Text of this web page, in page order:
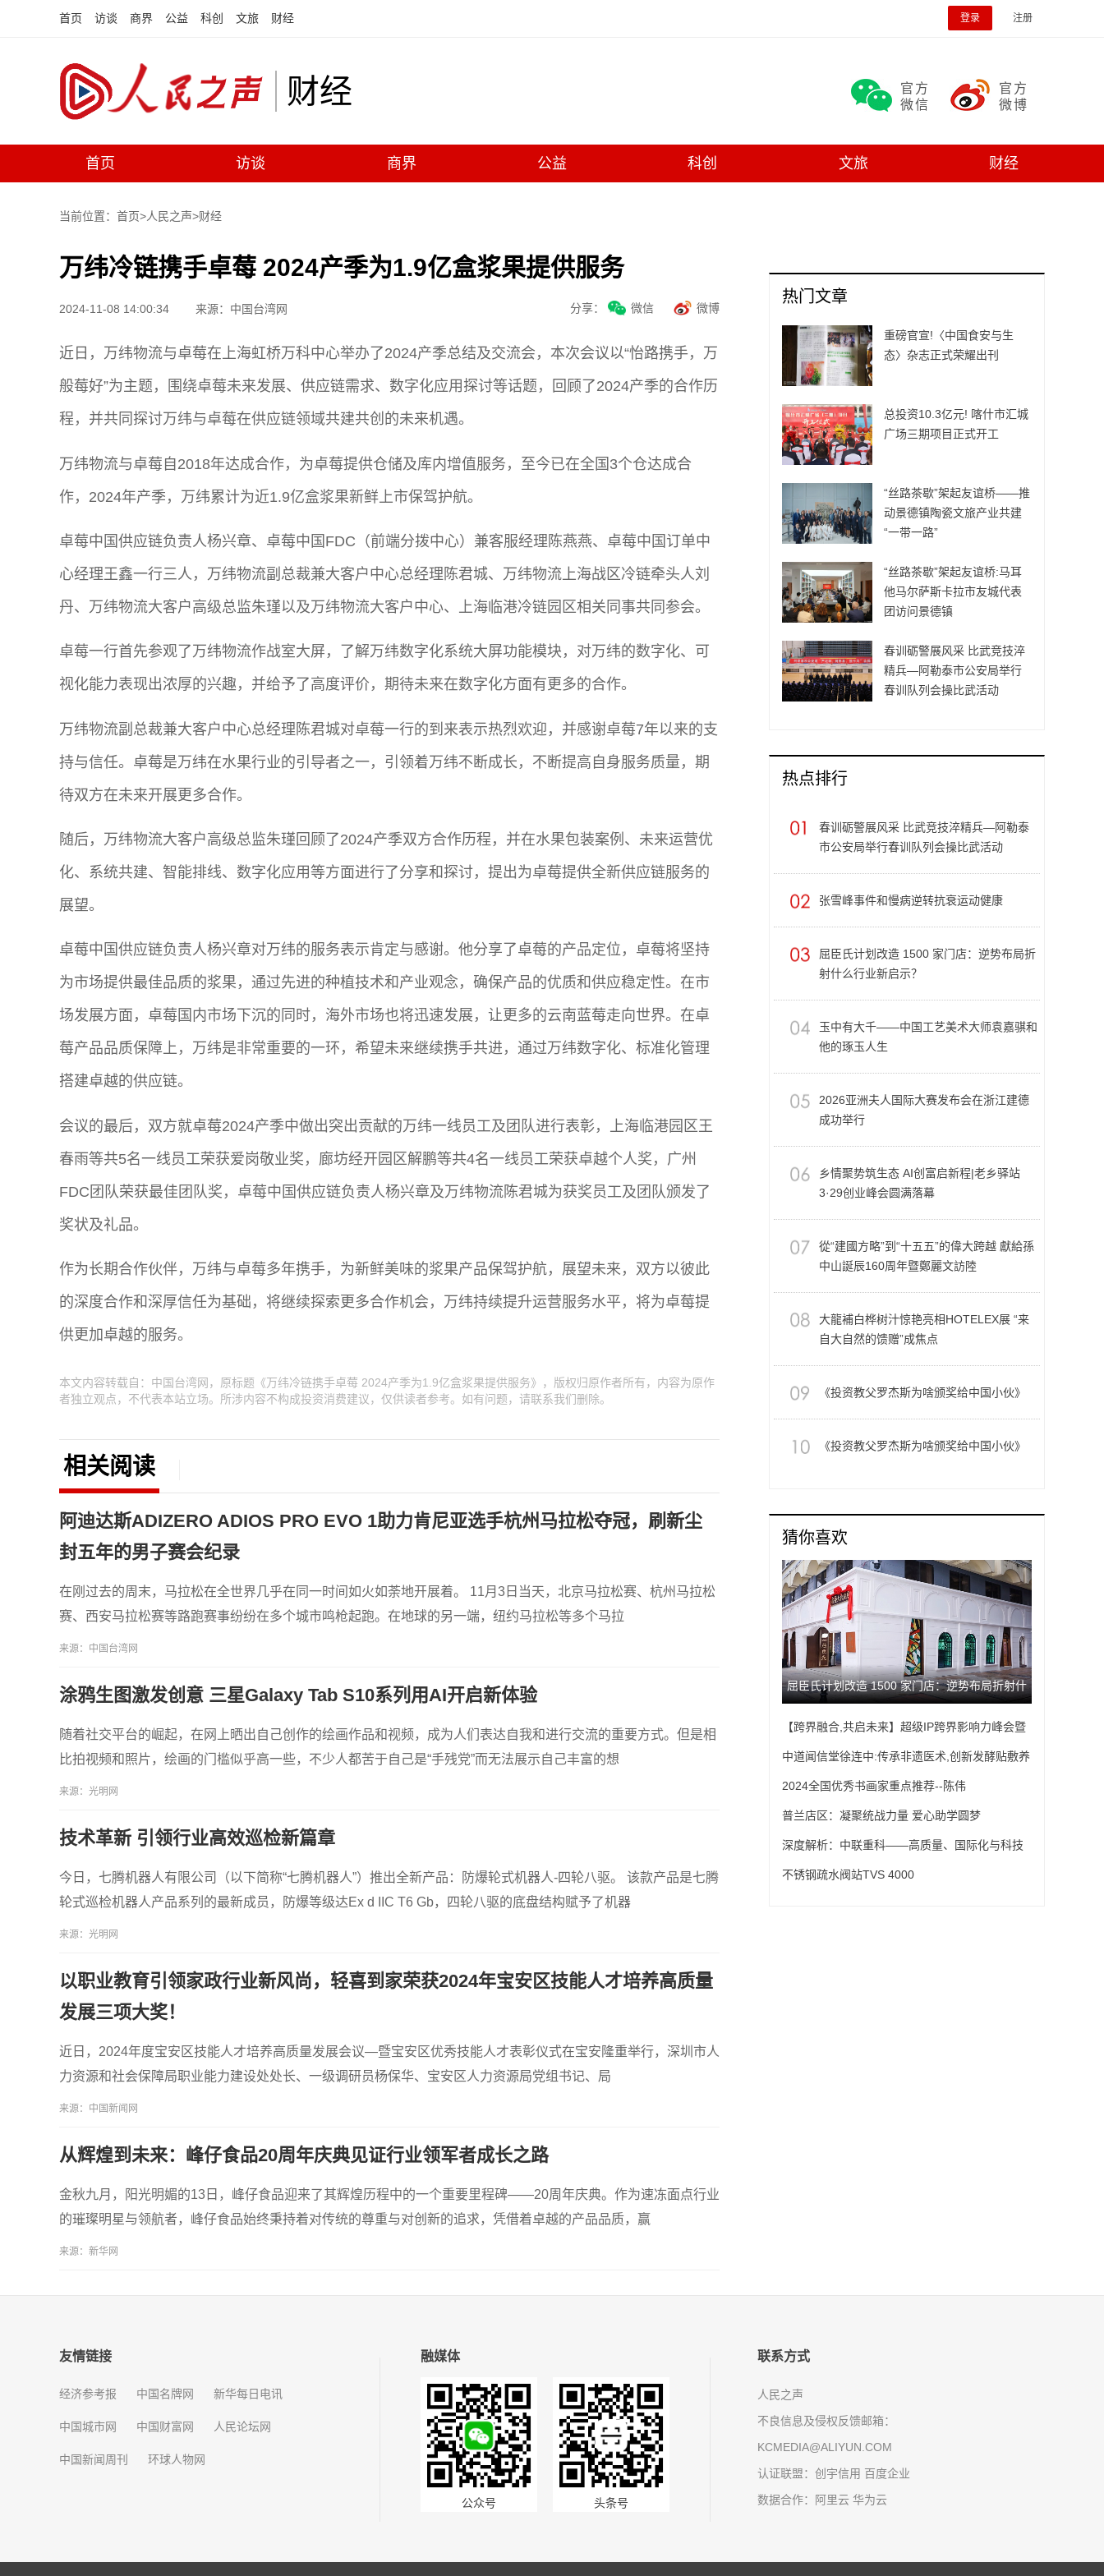
首页 访谈 商界 公益 科创 文旅 财经 登录 注册
财经
官方
微信
官方
微博
首页 访谈 商界 公益 科创 文旅 财经
当前位置：首页>人民之声>财经
万纬冷链携手卓莓 2024产季为1.9亿盒浆果提供服务
2024-11-08 14:00:34 来源：中国台湾网 分享： 微信 微博
近日，万纬物流与卓莓在上海虹桥万科中心举办了2024产季总结及交流会，本次会议以“怡路携手，万
般莓好”为主题，围绕卓莓未来发展、供应链需求、数字化应用探讨等话题，回顾了2024产季的合作历
程，并共同探讨万纬与卓莓在供应链领域共建共创的未来机遇。
万纬物流与卓莓自2018年达成合作，为卓莓提供仓储及库内增值服务，至今已在全国3个仓达成合
作，2024年产季，万纬累计为近1.9亿盒浆果新鲜上市保驾护航。
卓莓中国供应链负责人杨兴章、卓莓中国FDC（前端分拨中心）兼客服经理陈燕燕、卓莓中国订单中
心经理王鑫一行三人，万纬物流副总裁兼大客户中心总经理陈君城、万纬物流上海战区冷链牵头人刘
丹、万纬物流大客户高级总监朱瑾以及万纬物流大客户中心、上海临港冷链园区相关同事共同参会。
卓莓一行首先参观了万纬物流作战室大屏，了解万纬数字化系统大屏功能模块，对万纬的数字化、可
视化能力表现出浓厚的兴趣，并给予了高度评价，期待未来在数字化方面有更多的合作。
万纬物流副总裁兼大客户中心总经理陈君城对卓莓一行的到来表示热烈欢迎，并感谢卓莓7年以来的支
持与信任。卓莓是万纬在水果行业的引导者之一，引领着万纬不断成长，不断提高自身服务质量，期
待双方在未来开展更多合作。
随后，万纬物流大客户高级总监朱瑾回顾了2024产季双方合作历程，并在水果包装案例、未来运营优
化、系统共建、智能排线、数字化应用等方面进行了分享和探讨，提出为卓莓提供全新供应链服务的
展望。
卓莓中国供应链负责人杨兴章对万纬的服务表示肯定与感谢。他分享了卓莓的产品定位，卓莓将坚持
为市场提供最佳品质的浆果，通过先进的种植技术和产业观念，确保产品的优质和供应稳定性。在市
场发展方面，卓莓国内市场下沉的同时，海外市场也将迅速发展，让更多的云南蓝莓走向世界。在卓
莓产品品质保障上，万纬是非常重要的一环，希望未来继续携手共进，通过万纬数字化、标准化管理
搭建卓越的供应链。
会议的最后，双方就卓莓2024产季中做出突出贡献的万纬一线员工及团队进行表彰，上海临港园区王
春雨等共5名一线员工荣获爱岗敬业奖，廊坊经开园区解鹏等共4名一线员工荣获卓越个人奖，广州
FDC团队荣获最佳团队奖，卓莓中国供应链负责人杨兴章及万纬物流陈君城为获奖员工及团队颁发了
奖状及礼品。
作为长期合作伙伴，万纬与卓莓多年携手，为新鲜美味的浆果产品保驾护航，展望未来，双方以彼此
的深度合作和深厚信任为基础，将继续探索更多合作机会，万纬持续提升运营服务水平，将为卓莓提
供更加卓越的服务。
本文内容转载自：中国台湾网，原标题《万纬冷链携手卓莓 2024产季为1.9亿盒浆果提供服务》，版权归原作者所有，内容为原作
者独立观点，不代表本站立场。所涉内容不构成投资消费建议，仅供读者参考。如有问题，请联系我们删除。
相关阅读
阿迪达斯ADIZERO ADIOS PRO EVO 1助力肯尼亚选手杭州马拉松夺冠，刷新尘
封五年的男子赛会纪录
在刚过去的周末，马拉松在全世界几乎在同一时间如火如荼地开展着。 11月3日当天，北京马拉松赛、杭州马拉松
赛、西安马拉松赛等路跑赛事纷纷在多个城市鸣枪起跑。在地球的另一端，纽约马拉松等多个马拉
来源：中国台湾网
涂鸦生图激发创意 三星Galaxy Tab S10系列用AI开启新体验
随着社交平台的崛起，在网上晒出自己创作的绘画作品和视频，成为人们表达自我和进行交流的重要方式。但是相
比拍视频和照片，绘画的门槛似乎高一些，不少人都苦于自己是“手残党”而无法展示自己丰富的想
来源：光明网
技术革新 引领行业高效巡检新篇章
今日，七腾机器人有限公司（以下简称“七腾机器人”）推出全新产品：防爆轮式机器人-四轮八驱。 该款产品是七腾
轮式巡检机器人产品系列的最新成员，防爆等级达Ex d IIC T6 Gb，四轮八驱的底盘结构赋予了机器
来源：光明网
以职业教育引领家政行业新风尚，轻喜到家荣获2024年宝安区技能人才培养高质量
发展三项大奖！
近日，2024年度宝安区技能人才培养高质量发展会议—暨宝安区优秀技能人才表彰仪式在宝安隆重举行，深圳市人
力资源和社会保障局职业能力建设处处长、一级调研员杨保华、宝安区人力资源局党组书记、局
来源：中国新闻网
从辉煌到未来：峰仔食品20周年庆典见证行业领军者成长之路
金秋九月，阳光明媚的13日，峰仔食品迎来了其辉煌历程中的一个重要里程碑——20周年庆典。作为速冻面点行业
的璀璨明星与领航者，峰仔食品始终秉持着对传统的尊重与对创新的追求，凭借着卓越的产品品质，赢
来源：新华网
热门文章
重磅官宣!〈中国食安与生
态〉杂志正式荣耀出刊
总投资10.3亿元! 喀什市汇城
广场三期项目正式开工
“丝路茶歇”架起友谊桥——推
动景德镇陶瓷文旅产业共建
“一带一路”
“丝路茶歇”架起友谊桥:马耳
他马尔萨斯卡拉市友城代表
团访问景德镇
春训砺警展风采 比武竞技淬
精兵—阿勒泰市公安局举行
春训队列会操比武活动
热点排行
春训砺警展风采 比武竞技淬精兵—阿勒泰
市公安局举行春训队列会操比武活动
张雪峰事件和慢病逆转抗衰运动健康
屈臣氏计划改造 1500 家门店：逆势布局折
射什么行业新启示？
玉中有大千——中国工艺美术大师袁嘉骐和
他的琢玉人生
​2026亚洲夫人国际大赛发布会在浙江建德
成功举行
乡情聚势筑生态 AI创富启新程|老乡驿站
3·29创业峰会圆满落幕
從“建國方略”到“十五五”的偉大跨越 獻給孫
中山誕辰160周年暨鄭麗文訪陸
大龍補白桦树汁惊艳亮相HOTELEX展 “来
自大自然的馈赠”成焦点
《投资教父罗杰斯为啥颁奖给中国小伙》
《投资教父罗杰斯为啥颁奖给中国小伙》
猜你喜欢
屈臣氏计划改造 1500 家门店：逆势布局折射什
么行业新启示？
【跨界融合,共启未来】超级IP跨界影响力峰会暨
2025大健康行业创业论坛圆满落幕
中道闻信堂徐连中:传承非遗医术,创新发酵贴敷养
生之道
2024全国优秀书画家重点推荐--陈伟
普兰店区：凝聚统战力量 爱心助学圆梦
深度解析：中联重科——高质量、国际化与科技
创新并驱的三重飞跃引擎
不锈钢疏水阀站TVS 4000
友情链接
经济参考报 中国名牌网 新华每日电讯
中国城市网 中国财富网 人民论坛网
中国新闻周刊 环球人物网
融媒体
公众号 头条号
联系方式
人民之声
不良信息及侵权反馈邮箱：
KCMEDIA@ALIYUN.COM
认证联盟：创宇信用 百度企业
数据合作：阿里云 华为云